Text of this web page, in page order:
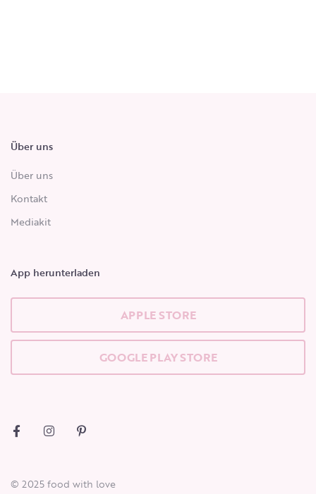
Über uns
Über uns
Kontakt
Mediakit
App herunterladen
APPLE STORE
GOOGLE PLAY STORE
© 2025 food with love